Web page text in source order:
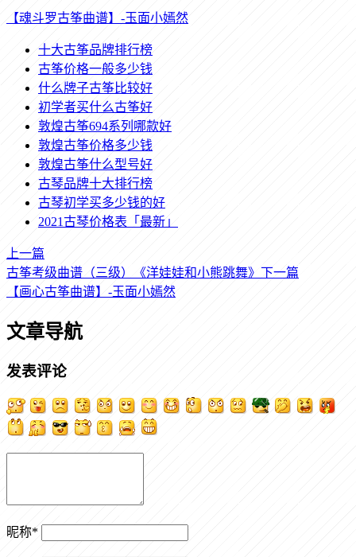
【魂斗罗古筝曲谱】-玉面小嫣然
十大古筝品牌排行榜
古筝价格一般多少钱
什么牌子古筝比较好
初学者买什么古筝好
敦煌古筝694系列哪款好
敦煌古筝价格多少钱
敦煌古筝什么型号好
古琴品牌十大排行榜
古琴初学买多少钱的好
2021古琴价格表「最新」
上一篇
古筝考级曲谱（三级）《洋娃娃和小熊跳舞》 下一篇
【画心古筝曲谱】-玉面小嫣然
文章导航
发表评论
昵称*